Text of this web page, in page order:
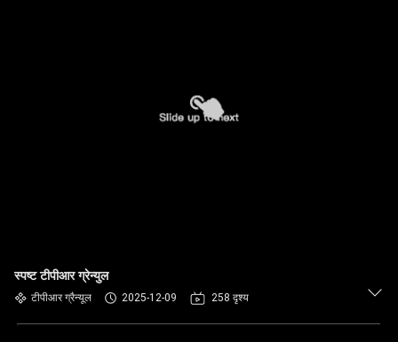
स्पष्ट टीपीआर ग्रेन्युल
टीपीआर ग्रैन्यूल 2025-12-09 258 दृश्य